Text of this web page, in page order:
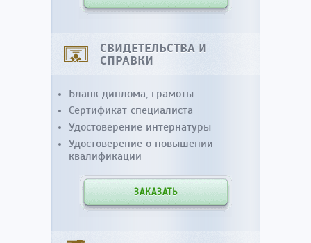
СВИДЕТЕЛЬСТВА И
СПРАВКИ
Бланк диплома, грамоты
Сертификат специалиста
Удостоверение интернатуры
Удостоверение о повышении
квалификации
ЗАКАЗАТЬ